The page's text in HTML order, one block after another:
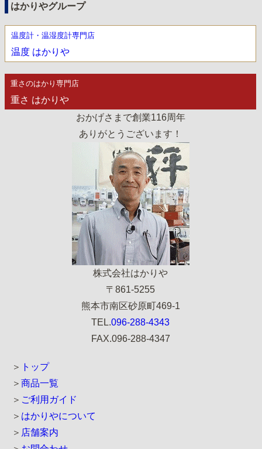
はかりやグループ
温度計・温湿度計専門店
温度 はかりや
重さのはかり専門店
重さ はかりや
おかげさまで創業116周年
ありがとうございます！
株式会社はかりや
〒861-5255
熊本市南区砂原町469-1
TEL.096-288-4343
FAX.096-288-4347
トップ
商品一覧
ご利用ガイド
はかりやについて
店舗案内